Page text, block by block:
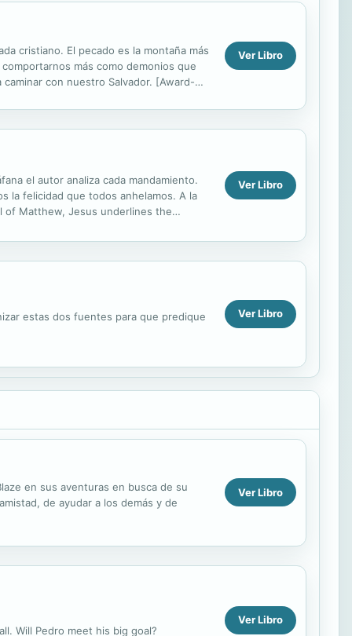
cristiano. El pecado es la montaña más
más como demonios que
con nuestro Salvador. [Award-
Ver Libro
el autor analiza cada mandamiento.
la felicidad que todos anhelamos. A la
of Matthew, Jesus underlines the
Ver Libro
estas dos fuentes para que predique Ver Libro
en sus aventuras en busca de su
de ayudar a los demás y de
Ver Libro
Will Pedro meet his big goal?
Ver Libro